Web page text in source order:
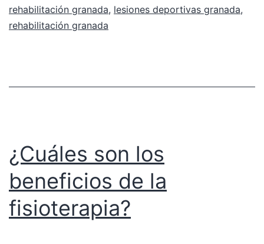
rehabilitación granada, lesiones deportivas granada,
rehabilitación granada
¿Cuáles son los
beneficios de la
fisioterapia?